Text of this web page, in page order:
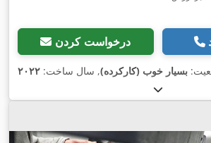
درخواست کردن
بسیار خوب (کارکرده), سال ساخت: ۲۰۲۲